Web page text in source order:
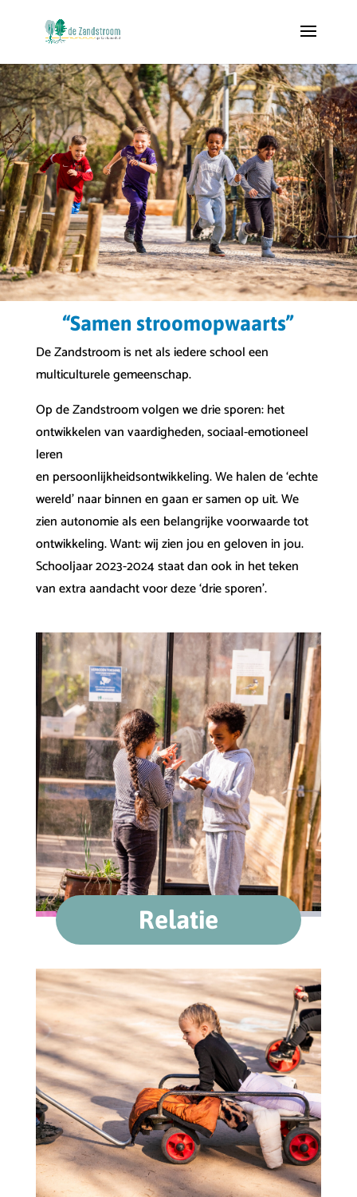
“Samen stroomopwaarts”
De Zandstroom is net als iedere school een
multiculturele gemeenschap.
Op de Zandstroom volgen we drie sporen: het
ontwikkelen van vaardigheden, sociaal-emotioneel
leren
en persoonlijkheidsontwikkeling. We halen de ‘echte
wereld’ naar binnen en gaan er samen op uit. We
zien autonomie als een belangrijke voorwaarde tot
ontwikkeling. Want: wij zien jou en geloven in jou.
Schooljaar 2023-2024 staat dan ook in het teken
van extra aandacht voor deze ‘drie sporen’.
Relatie